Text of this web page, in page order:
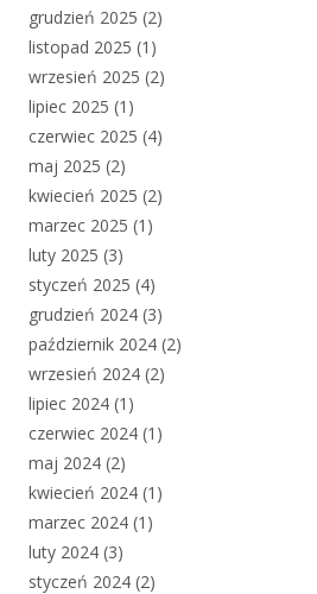
grudzień 2025 (2)
listopad 2025 (1)
wrzesień 2025 (2)
lipiec 2025 (1)
czerwiec 2025 (4)
maj 2025 (2)
kwiecień 2025 (2)
marzec 2025 (1)
luty 2025 (3)
styczeń 2025 (4)
grudzień 2024 (3)
październik 2024 (2)
wrzesień 2024 (2)
lipiec 2024 (1)
czerwiec 2024 (1)
maj 2024 (2)
kwiecień 2024 (1)
marzec 2024 (1)
luty 2024 (3)
styczeń 2024 (2)